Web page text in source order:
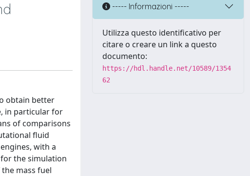
obtain better
in particular for
of comparisons
fluid
with a
the simulation
mass fuel
----- Informazioni -----
Utilizza questo identificativo per
citare o creare un link a questo
documento:
https://hdl.handle.net/10589/1354
62